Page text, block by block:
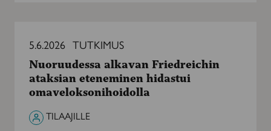
alkavan
Friedreichin
ataksian
eteneminen
hidastui
omaveloksonihoidolla
5.6.2026 TUTKIMUS
Nuoruudessa alkavan Friedreichin
ataksian eteneminen hidastui
omaveloksonihoidolla
TILAAJILLE